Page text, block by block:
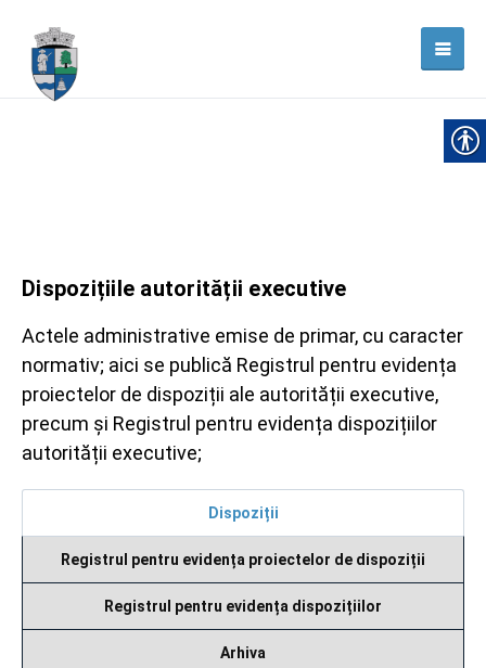
Dispozițiile autorității executive
Actele administrative emise de primar, cu caracter
normativ; aici se publică Registrul pentru evidența
proiectelor de dispoziții ale autorității executive,
precum și Registrul pentru evidența dispozițiilor
autorității executive;
Dispoziții
Registrul pentru evidența proiectelor de dispoziții
Registrul pentru evidența dispozițiilor
Arhiva